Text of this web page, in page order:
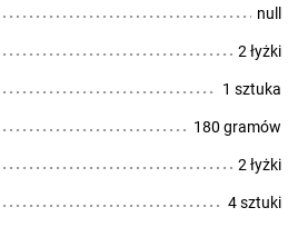
null
2 łyżki
1 sztuka
180 gramów
2 łyżki
4 sztuki